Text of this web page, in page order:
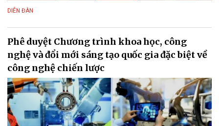
DIỄN ĐÀN
Phê duyệt Chương trình khoa học, công
nghệ và đổi mới sáng tạo quốc gia đặc biệt về
công nghệ chiến lược